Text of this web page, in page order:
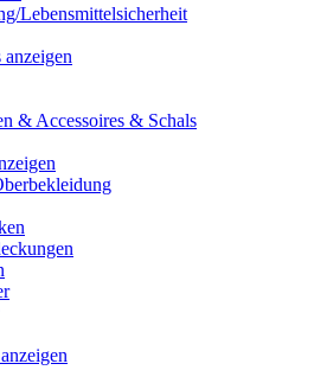
Lebensmittelsicherheit
anzeigen
& Accessoires & Schals